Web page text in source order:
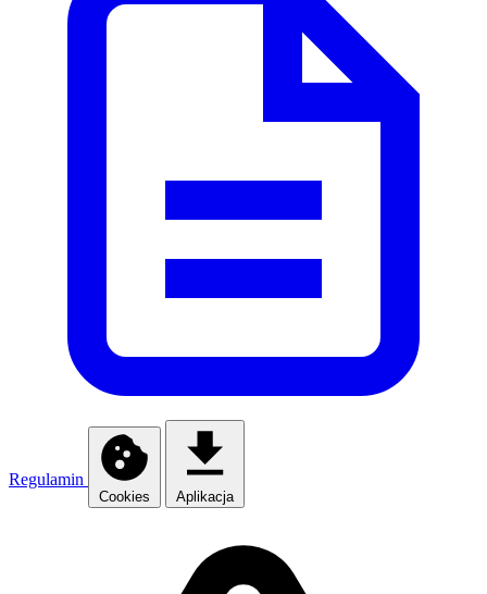
Regulamin
Cookies Aplikacja